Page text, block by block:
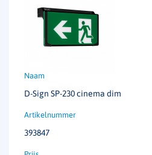
D-Sign SP-230 cinema dim
393847